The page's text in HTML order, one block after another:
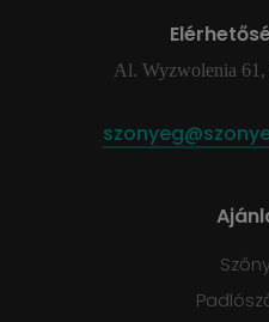
Al. Wyzwolenia